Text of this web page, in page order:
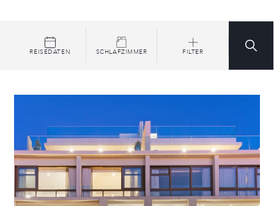
REISEDATEN SCHLAFZIMMER FILTER